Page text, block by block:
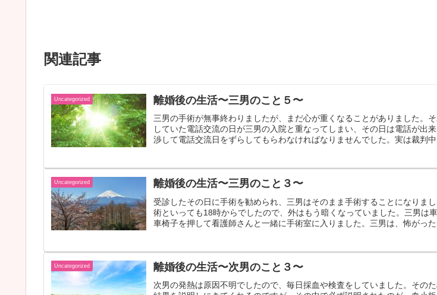
関連記事
Uncategorized 離婚後の生活〜三男のこと５〜
三男の手術が無事終わりましたが、まだ心が重くなることがありました。
していた電話交流の日が三男の入院と重なってしまい、その日は電話が出
渉して電話交流日をずらしてもらわなければなりませんでした。実は裁判中
Uncategorized 離婚後の生活〜三男のこと３〜
受診したその日に手術を勧められ、三男はそのまま手術することになりま
術といっても18時からでしたので、外はもう暗くなっていました。三男は
車椅子を押して看護師さんと一緒に手術室に入りました。三男は、怖がった
Uncategorized 離婚後の生活〜次男のこと３〜
次男の発熱は原因不明でしたので、毎日採血や検査をしていました。その